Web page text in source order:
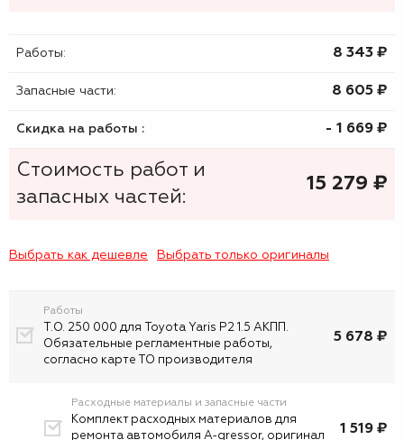
Работы: 8 343 ₷
Запасные части: 8 605 ₷
Скидка на работы : - 1 669 ₷
Стоимость работ и
запасных частей:
15 279 ₷
Выбрать как дешевле Выбрать только оригиналы
Работы
Т.О. 250 000 для Toyota Yaris P2 1.5 АКПП.
Обязательные регламентные работы,
согласно карте ТО производителя
5 678 ₽
Расходные материалы и запасные части
Комплект расходных материалов для
ремонта автомобиля A-gressor, оригинал
1 519 ₽